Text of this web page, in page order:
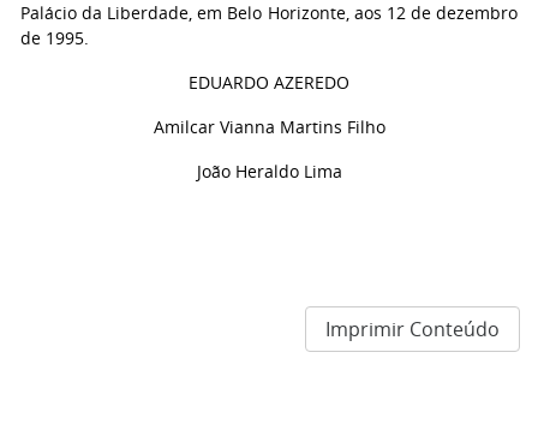
Palácio da Liberdade, em Belo Horizonte, aos 12 de dezembro
de 1995.
EDUARDO AZEREDO
Amilcar Vianna Martins Filho
João Heraldo Lima
Imprimir Conteúdo